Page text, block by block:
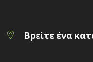
Βρείτε ένα